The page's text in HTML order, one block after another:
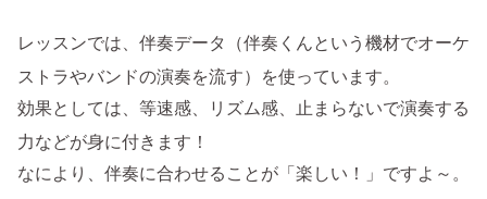
レッスンでは、伴奏データ（伴奏くんという機材でオーケ
ストラやバンドの演奏を流す）を使っています。
効果としては、等速感、リズム感、止まらないで演奏する
力などが身に付きます！
なにより、伴奏に合わせることが「楽しい！」ですよ～。